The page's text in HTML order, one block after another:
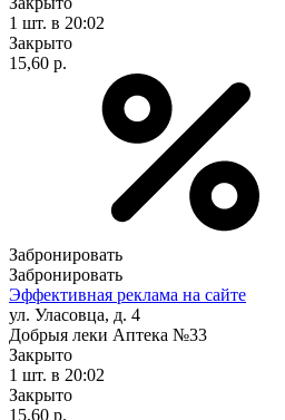
1 шт. в 20:02
Закрыто
15,60 р.
Забронировать
Забронировать
Эффективная реклама на сайте
ул. Уласовца, д. 4
Добрыя леки Аптека №33
Закрыто
1 шт. в 20:02
Закрыто
15,60 р.